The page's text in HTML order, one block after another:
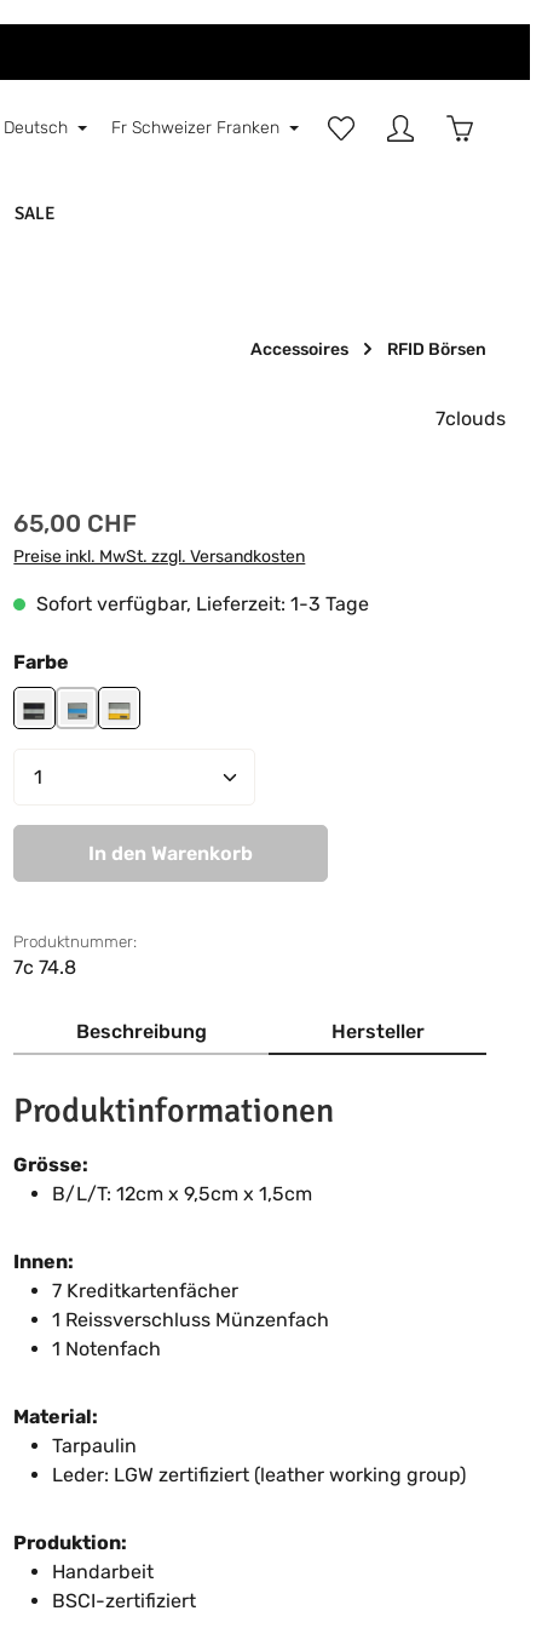
Deutsch Fr Schweizer Franken
Du hast 0 Produkte auf
SALE
Accessoires RFID Börsen
7clouds
Regulärer Preis:
65,00 CHF
Preise inkl. MwSt. zzgl. Versandkosten
Sofort verfügbar, Lieferzeit: 1-3 Tage
Farbe
black-grey-black
grey-lightblue-grey
yellow-white-grey
Produkt Anzahl: Gib den
In den Warenkorb
Produktnummer:
7c 74.8
Beschreibung Hersteller
Produktinformationen
Grösse:
B/L/T: 12cm x 9,5cm x 1,5cm
Innen:
7 Kreditkartenfächer
1 Reissverschluss Münzenfach
1 Notenfach
Material:
Tarpaulin
Leder: LGW zertifiziert (leather working group)
Produktion:
Handarbeit
BSCI-zertifiziert